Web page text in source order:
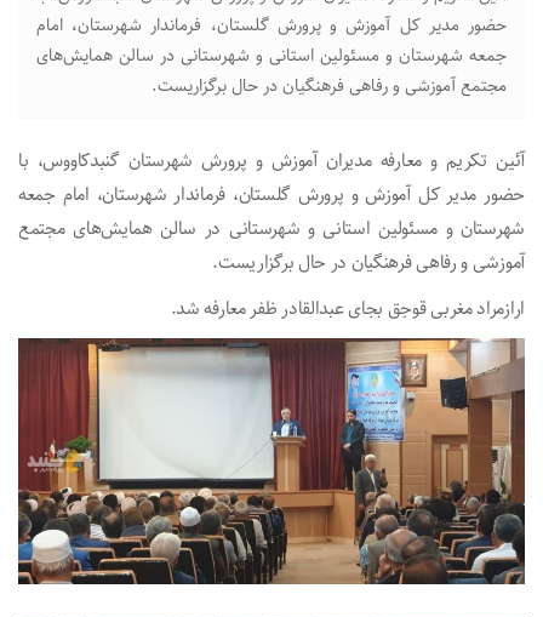
حضور مدیر کل آموزش و پرورش گلستان، فرماندار شهرستان، امام
جمعه شهرستان و مسئولین استانی و شهرستانی در سالن همایش‌های
مجتمع آموزشی و رفاهی فرهنگیان در حال برگزاریست.
آئین تکریم و معارفه مدیران آموزش و پرورش شهرستان گنبدکاووس، با
حضور مدیر کل آموزش و پرورش گلستان، فرماندار شهرستان، امام جمعه
شهرستان و مسئولین استانی و شهرستانی در سالن همایش‌های مجتمع
آموزشی و رفاهی فرهنگیان در حال برگزاریست.
ارازمراد مغربی قوجق بجای عبدالقادر ظفر معارفه شد.